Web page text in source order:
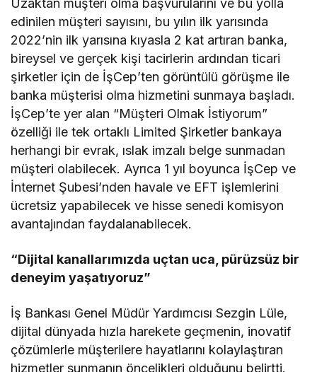
Uzaktan müşteri olma başvurularını ve bu yolla
edinilen müşteri sayısını, bu yılın ilk yarısında
2022’nin ilk yarısına kıyasla 2 kat artıran banka,
bireysel ve gerçek kişi tacirlerin ardından ticari
şirketler için de İşCep’ten görüntülü görüşme ile
banka müşterisi olma hizmetini sunmaya başladı.
İşCep’te yer alan “Müşteri Olmak İstiyorum”
özelliği ile tek ortaklı Limited Şirketler bankaya
herhangi bir evrak, ıslak imzalı belge sunmadan
müşteri olabilecek. Ayrıca 1 yıl boyunca İşCep ve
İnternet Şubesi’nden havale ve EFT işlemlerini
ücretsiz yapabilecek ve hisse senedi komisyon
avantajından faydalanabilecek.
“Dijital kanallarımızda uçtan uca, pürüzsüz bir
deneyim yaşatıyoruz”
İş Bankası Genel Müdür Yardımcısı Sezgin Lüle,
dijital dünyada hızla harekete geçmenin, inovatif
çözümlerle müşterilere hayatlarını kolaylaştıran
hizmetler sunmanın öncelikleri olduğunu belirtti.